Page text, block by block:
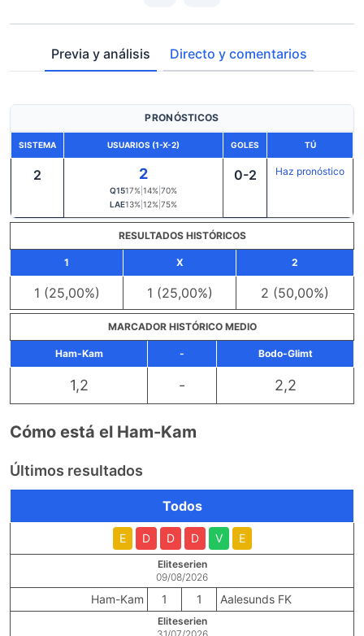
Previa y análisis Directo y comentarios
PRONÓSTICOS
SISTEMA USUARIOS (1-X-2) GOLES TÚ
2 2
Q1517% 14% 70%
LAE13% 12% 75%
0-2 Haz pronóstico
RESULTADOS HISTÓRICOS
1 X 2
1 (25,00%) 1 (25,00%) 2 (50,00%)
MARCADOR HISTÓRICO MEDIO
Ham-Kam - Bodo-Glimt
1,2 - 2,2
Cómo está el Ham-Kam
Últimos resultados
Todos
E D D D V E
Eliteserien
09/08/2026
Ham-Kam 1 1 Aalesunds FK
Eliteserien